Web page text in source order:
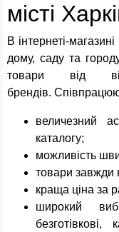
місті
В інтернеті-
дому, саду та
товари від
брендів.
величезний
каталогу;
можливість
товари завжди
краща ціна за
широкий